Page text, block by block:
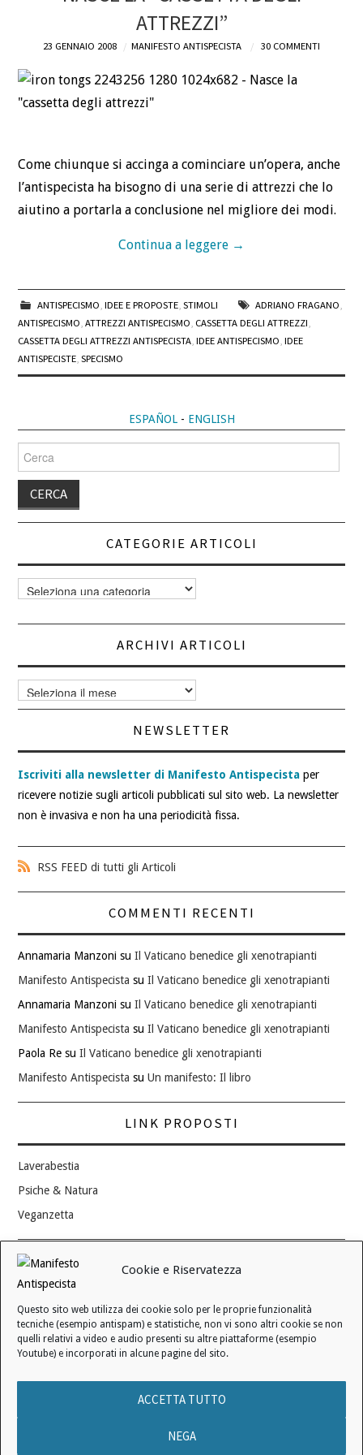
Cookie e Riservatezza
Questo sito web utilizza dei cookie solo per le proprie funzionalità
tecniche (esempio antispam) e statistiche, non vi sono altri cookie se non
quelli relativi a video e audio presenti su altre piattaforme (esempio
Youtube) e incorporati in alcune pagine del sito.
ACCETTA TUTTO
NEGA
CHI
CONTATTI
ATTREZZI”
23 GENNAIO 2008 MANIFESTO ANTISPECISTA 30 COMMENTI
Come chiunque si accinga a cominciare un’opera, anche
l’antispecista ha bisogno di una serie di attrezzi che lo
aiutino a portarla a conclusione nel migliore dei modi.
Continua a leggere →
ANTISPECISMO, IDEE E PROPOSTE, STIMOLI ADRIANO FRAGANO,
ANTISPECISMO,ATTREZZI ANTISPECISMO, CASSETTA DEGLI ATTREZZI,
CASSETTA DEGLI ATTREZZI ANTISPECISTA,IDEE ANTISPECISMO,IDEE
ANTISPECISTE,SPECISMO
ESPAÑOL- ENGLISH
Cerca
per:
CATEGORIE ARTICOLI
Categorie
articoli
ARCHIVI ARTICOLI
Archivi
articoli
NEWSLETTER
Iscriviti alla newsletter di Manifesto Antispecista per
ricevere notizie sugli articoli pubblicati sul sito web. La newsletter
non è invasiva e non ha una periodicità fissa.
RSS FEED di tutti gli Articoli
COMMENTI RECENTI
Annamaria Manzoni suIl Vaticano benedice gli xenotrapianti
Manifesto Antispecista suIl Vaticano benedice gli xenotrapianti
Annamaria Manzoni suIl Vaticano benedice gli xenotrapianti
Manifesto Antispecista suIl Vaticano benedice gli xenotrapianti
Paola Re suIl Vaticano benedice gli xenotrapianti
Manifesto Antispecista suUn manifesto: Il libro
LINK PROPOSTI
Laverabestia
Psiche & Natura
Veganzetta
Modifica consenso ai cookie
REVOCA IL TUO CONSENSO
Stato attuale: Negato
INFORMATIVA SUI COOKIE|